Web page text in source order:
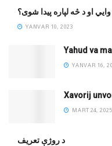
او د څه لپاره پیدا شوی؟
YANVAR 10, 2023
Yahud va
YANVAR 16,
Xavorij
MART 24, 2025
‌د روژې تعریف